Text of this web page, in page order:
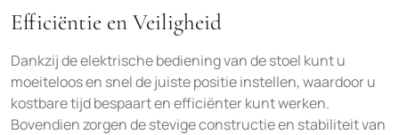
Efficiëntie en Veiligheid
Dankzij de elektrische bediening van de stoel kunt u
moeiteloos en snel de juiste positie instellen, waardoor u
kostbare tijd bespaart en efficiënter kunt werken.
Bovendien zorgen de stevige constructie en stabiliteit van